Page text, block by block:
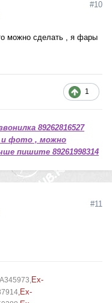
#10
можно сделать , я фары
1
89262816527
и фото , можно
пишите 89261998314
#11
,Ex-
,Ex-